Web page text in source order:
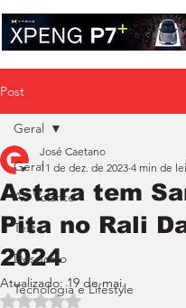
Post
Geral
Ao Volante
Teste
Desporto
Tecnologia e Lifestyle
Geral
Astara tem
Pita no Rali
2024
José Caetano
11 de dez. de 2023 4 min de
Atualizado:19 de mai.
Avaliado com NaN de 5